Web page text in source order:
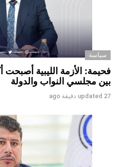
سياسة
فحيمة: الأزمة الليبية
بين مجلسي النواب والدولة
updated 27 دقيقة ago